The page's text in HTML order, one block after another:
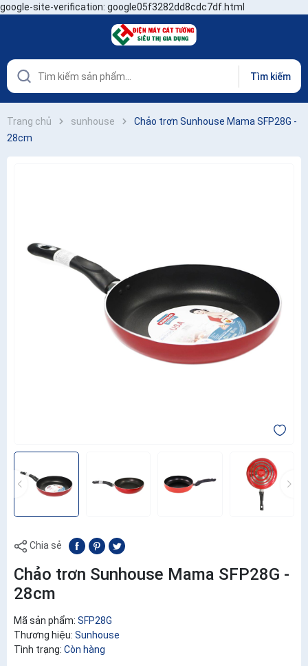
google-site-verification: google05f3282dd8cdc7df.html
Tìm kiếm
Trang chủ sunhouse
Chảo trơn Sunhouse Mama SFP28G -
28cm
Chia sẻ
Chảo trơn Sunhouse Mama SFP28G -
28cm
Mã sản phẩm: SFP28G
Thương hiệu: Sunhouse
Tình trạng: Còn hàng